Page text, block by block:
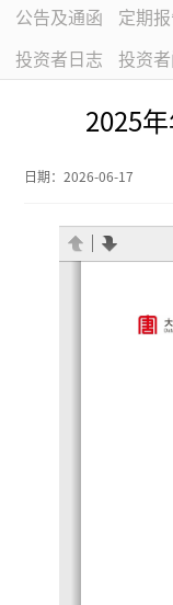
公告及通函 定期
投资者日志
投资
2025
日期：2026-06-17